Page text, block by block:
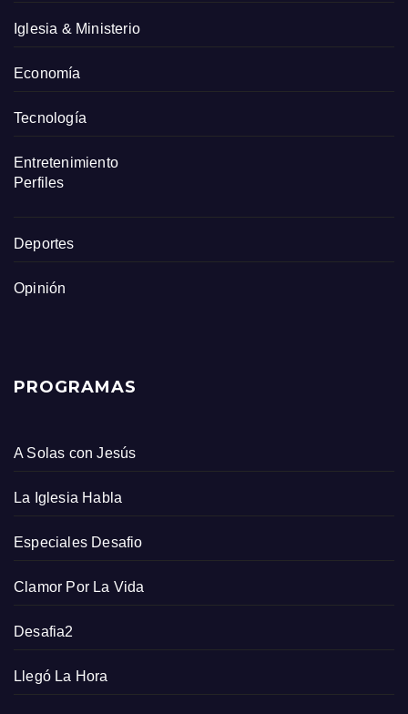
Iglesia & Ministerio
Economía
Tecnología
Entretenimiento
Perfiles
Deportes
Opinión
PROGRAMAS
A Solas con Jesús
La Iglesia Habla
Especiales Desafio
Clamor Por La Vida
Desafia2
Llegó La Hora